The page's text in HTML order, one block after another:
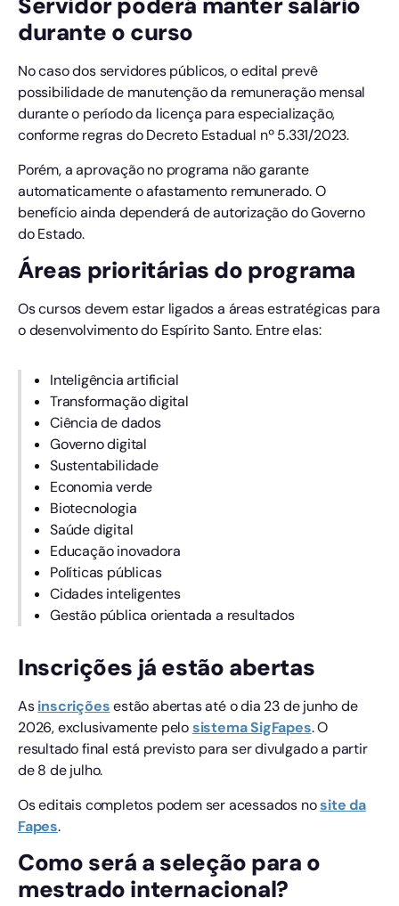
Servidor poderá manter salário
durante o curso
No caso dos servidores públicos, o edital prevê
possibilidade de manutenção da remuneração mensal
durante o período da licença para especialização,
conforme regras do Decreto Estadual nº 5.331/2023.
Porém, a aprovação no programa não garante
automaticamente o afastamento remunerado. O
benefício ainda dependerá de autorização do Governo
do Estado.
Áreas prioritárias do programa
Os cursos devem estar ligados a áreas estratégicas para
o desenvolvimento do Espírito Santo. Entre elas:
Inteligência artificial
Transformação digital
Ciência de dados
Governo digital
Sustentabilidade
Economia verde
Biotecnologia
Saúde digital
Educação inovadora
Políticas públicas
Cidades inteligentes
Gestão pública orientada a resultados
Inscrições já estão abertas
Asinscriçõesestão abertas até o dia 23 de junho de
2026, exclusivamente pelosistema SigFapes. O
resultado final está previsto para ser divulgado a partir
de 8 de julho.
Os editais completos podem ser acessados nosite da
Fapes.
Como será a seleção para o
mestrado internacional?